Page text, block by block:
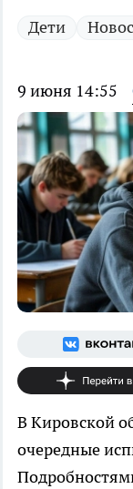
Дети
9 июня 14:55
В Кировской
очередные